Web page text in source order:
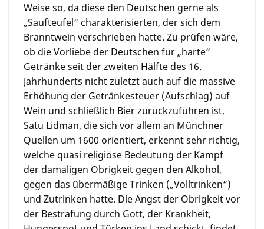
Weise so, da diese den Deutschen gerne als
„Saufteufel“ charakterisierten, der sich dem
Branntwein verschrieben hatte. Zu prüfen wäre,
ob die Vorliebe der Deutschen für „harte“
Getränke seit der zweiten Hälfte des 16.
Jahrhunderts nicht zuletzt auch auf die massive
Erhöhung der Getränkesteuer (Aufschlag) auf
Wein und schließlich Bier zurückzuführen ist.
Satu Lidman, die sich vor allem an Münchner
Quellen um 1600 orientiert, erkennt sehr richtig,
welche quasi religiöse Bedeutung der Kampf
der damaligen Obrigkeit gegen den Alkohol,
gegen das übermäßige Trinken („Volltrinken“)
und Zutrinken hatte. Die Angst der Obrigkeit vor
der Bestrafung durch Gott, der Krankheit,